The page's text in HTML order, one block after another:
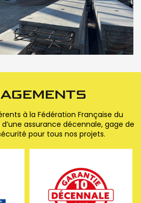
à la Fédération Française du
assurance décennale, gage de
pour tous nos projets.